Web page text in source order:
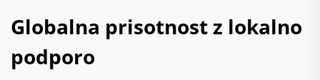
Globalna prisotnost z lokalno
podporo